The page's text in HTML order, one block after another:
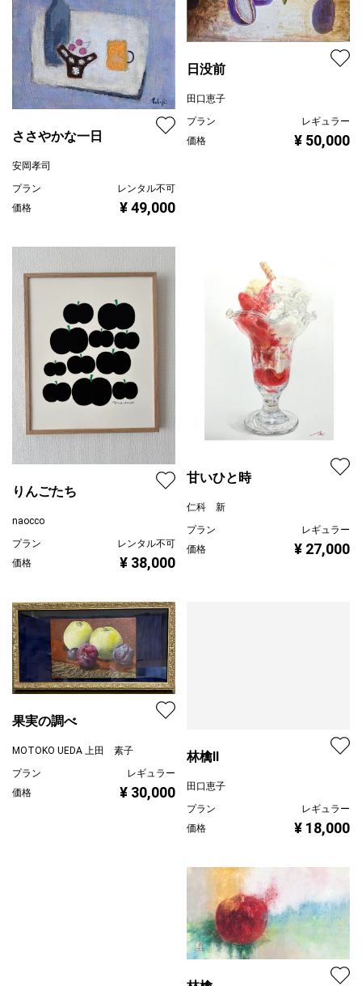
ささやかな一日
安岡孝司
プラン
レンタル不可
価格
¥ 49,000
日没前
田口恵子
プラン
レギュラー
価格
¥ 50,000
りんごたち
naocco
プラン
レンタル不可
価格
¥ 38,000
甘いひと時
仁科 新
プラン
レギュラー
価格
¥ 27,000
果実の調べ
MOTOKO UEDA 上田 素子
プラン
レギュラー
価格
¥ 30,000
林檎Ⅱ
田口恵子
プラン
レギュラー
価格
¥ 18,000